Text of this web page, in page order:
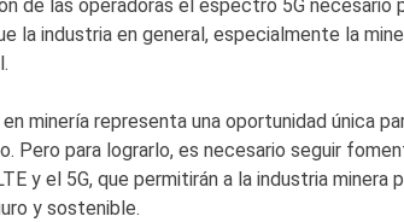
de las operadoras el espectro 5G necesario
la industria en general, especialmente la
minería representa una oportunidad única
Pero para lograrlo, es necesario seguir
y el 5G, que permitirán a la industria minera
y sostenible.